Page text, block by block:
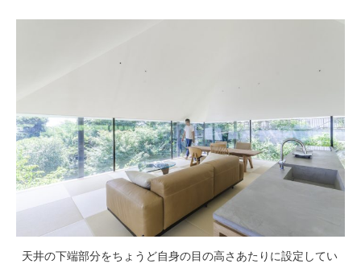
天井の下端部分をちょうど自身の目の高さあたりに設定してい